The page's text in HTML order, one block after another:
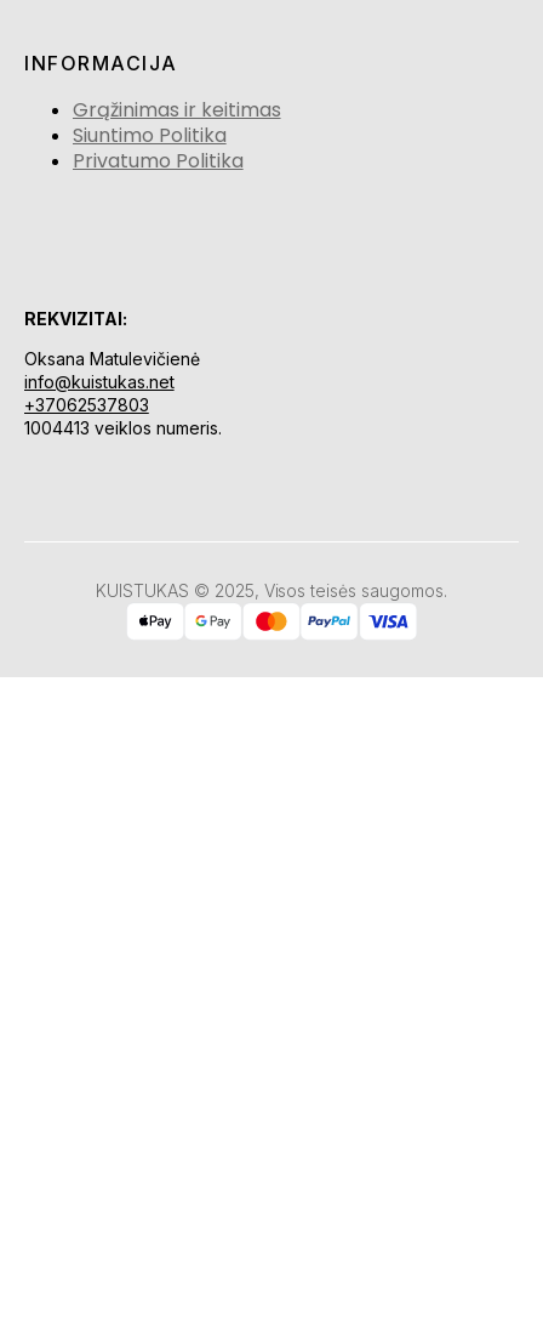
INFORMACIJA
Grąžinimas ir keitimas
Siuntimo Politika
Privatumo Politika
REKVIZITAI:
Oksana Matulevičienė
info@kuistukas.net
+37062537803
1004413 veiklos numeris.
KUISTUKAS © 2025, Visos teisės saugomos.